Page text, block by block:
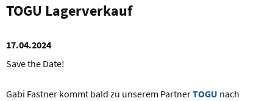
TOGU Lagerverkauf
17.04.2024
Save the Date!
Gabi Fastner kommt bald zu unserem PartnerTOGU nach